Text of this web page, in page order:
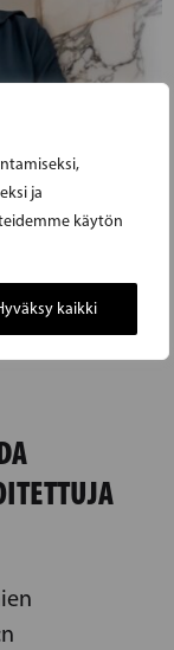
ja
käytön
kaikki